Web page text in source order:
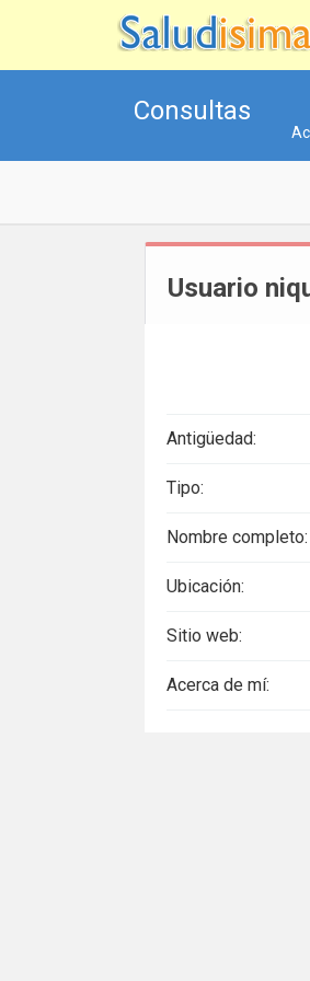
Consultas
Usuario
Antigüedad:
Tipo:
Nombre completo:
Ubicación:
Sitio web:
Acerca de mí: